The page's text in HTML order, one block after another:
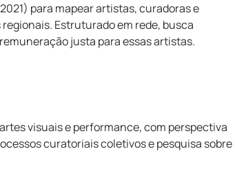
para mapear artistas, curadoras e
Estruturado em rede, busca
justa para essas artistas.
visuais e performance, com perspectiva
curatoriais coletivos e pesquisa sobre